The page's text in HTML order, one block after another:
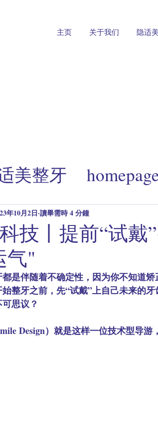
主页 关于我们 隐适美
美整牙
享
implant cases
技丨提前“试戴
气"
年10月2日 讀畢需時 4 分鐘
是伴随着不确定性，因为你不知道
整牙之前，先“试戴”上自己未来的
思议？
Design）就是这样一位技术型导